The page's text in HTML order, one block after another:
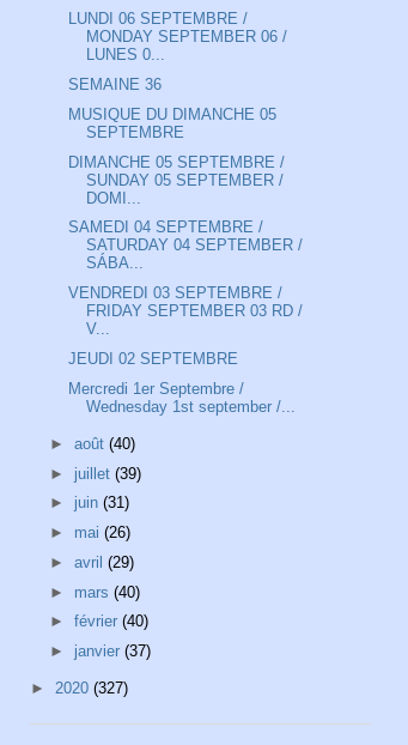
LUNDI 06 SEPTEMBRE /
MONDAY SEPTEMBER 06 /
LUNES 0...
SEMAINE 36
MUSIQUE DU DIMANCHE 05
SEPTEMBRE
DIMANCHE 05 SEPTEMBRE /
SUNDAY 05 SEPTEMBER /
DOMI...
SAMEDI 04 SEPTEMBRE /
SATURDAY 04 SEPTEMBER /
SÁBA...
VENDREDI 03 SEPTEMBRE /
FRIDAY SEPTEMBER 03 RD /
V...
JEUDI 02 SEPTEMBRE
Mercredi 1er Septembre /
Wednesday 1st september /...
► août (40)
► juillet (39)
► juin (31)
► mai (26)
► avril (29)
► mars (40)
► février (40)
► janvier (37)
► 2020 (327)